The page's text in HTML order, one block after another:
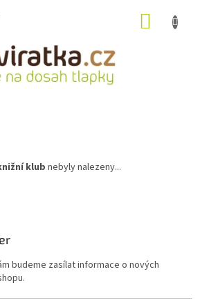
klubnebyly nalezeny...
budeme zasílat informace o nových